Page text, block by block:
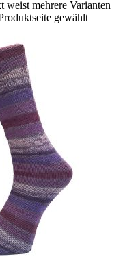
weist mehrere Varianten
gewählt